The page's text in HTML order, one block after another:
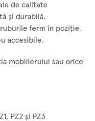
de calitate
și durabilă.
ferm în poziție,
accesibile.
mobilierului sau orice
PZ2 și PZ3